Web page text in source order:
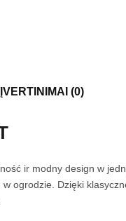
ĮVERTINIMAI (0)
ir modny design w
ogrodzie. Dzięki